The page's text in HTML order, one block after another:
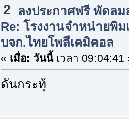
2
ลงประกาศฟรี พัดล
Re: โรงงานจำหน่ายพิ
บจก.ไทยโพลีเคมิคอล
« เมื่อ: วันนี้เวลา 09:04:41
ดันกระทู้